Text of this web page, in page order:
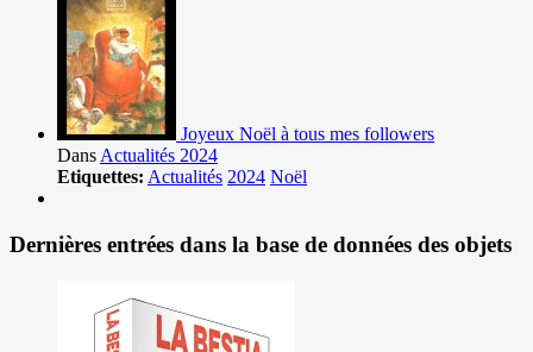
Joyeux Noël à tous mes followers
Dans Actualités 2024
Etiquettes: Actualités 2024 Noël
Dernières entrées dans la base de données des objets